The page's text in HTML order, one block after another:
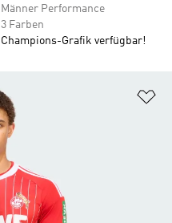
Männer Performance
3 Farben
Champions-Grafik verfügbar!